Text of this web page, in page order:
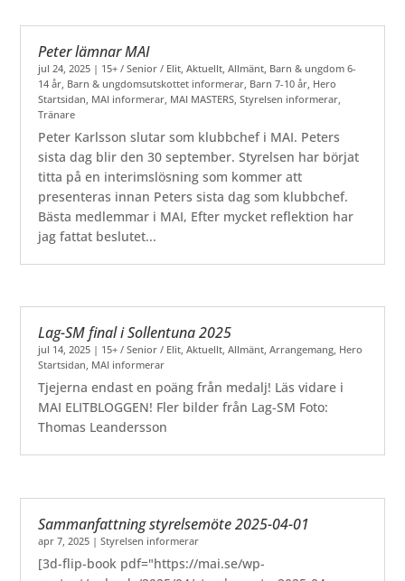
Peter lämnar MAI
jul 24, 2025 | 15+ / Senior / Elit ,Aktuellt ,Allmänt Barn & ungdom 6-
14 år Barn & ungdomsutskottet informerar Barn 7-10 år Hero
Startsidan MAI informerar MAI MASTERS ,Styrelsen informerar
Tränare
Peter Karlsson slutar som klubbchef i MAI. Peters
sista dag blir den 30 september. Styrelsen har börjat
titta på en interimslösning som kommer att
presenteras innan Peters sista dag som klubbchef.
Bästa medlemmar i MAI, Efter mycket reflektion har
jag fattat beslutet...
Lag-SM final i Sollentuna 2025
jul 14, 2025 | 15+ / Senior / Elit,Aktuellt,Allmänt,Arrangemang, Hero
Startsidan, MAI informerar
Tjejerna endast en poäng från medalj! Läs vidare i
MAI ELITBLOGGEN! Fler bilder från Lag-SM Foto:
Thomas Leandersson
Sammanfattning styrelsemöte 2025-04-01
apr 7, 2025 |Styrelsen informerar
[3d-flip-book pdf="https://mai.se/wp-